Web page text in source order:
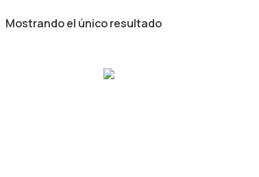
Mostrando el único resultado